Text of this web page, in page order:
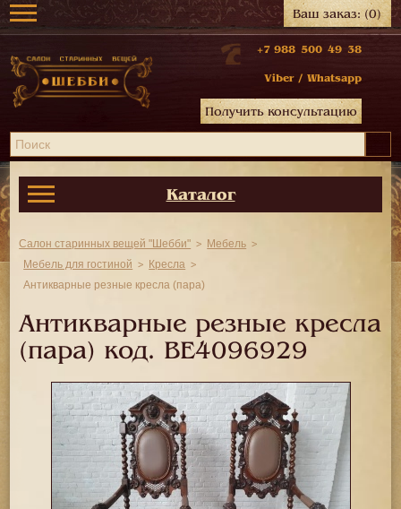
Ваш заказ:(0)
+7 988 500 49 38
Viber / Whatsapp
Получить консультацию
Каталог
Салон старинных вещей "Шебби"
Мебель
Мебель для гостиной
Кресла
Антикварные резные кресла (пара)
Антикварные резные кресла
(пара) код. BE4096929